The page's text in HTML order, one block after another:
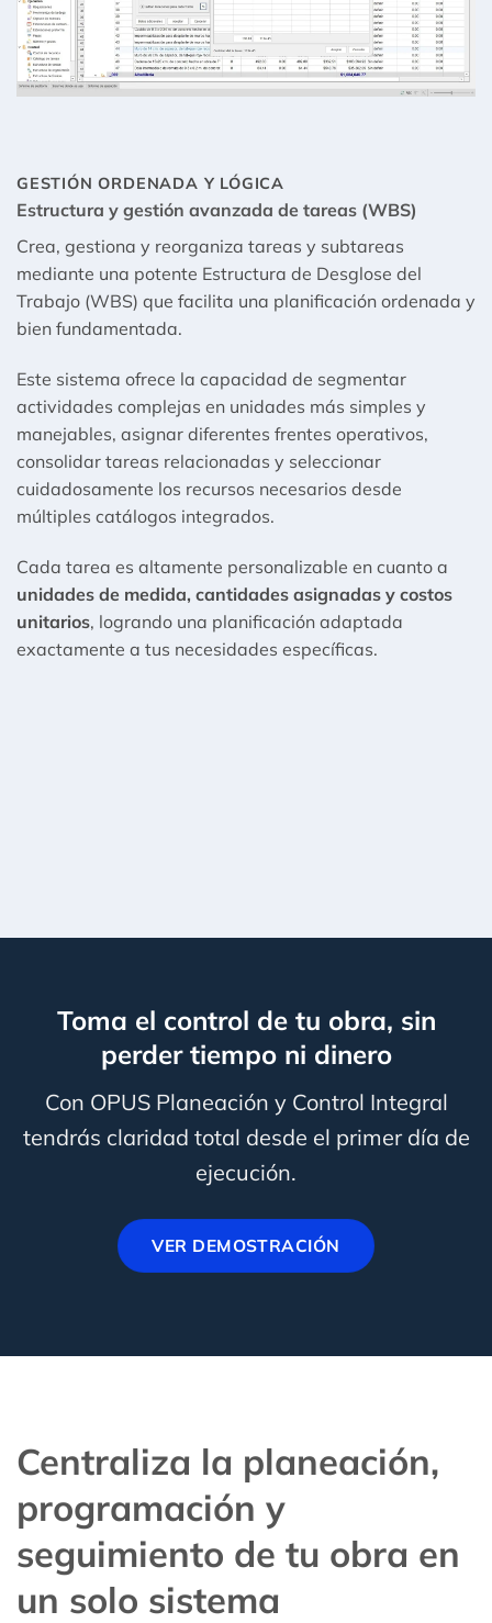
GESTIÓN ORDENADA Y LÓGICA
Estructura y gestión avanzada de tareas (WBS)
Crea, gestiona y reorganiza tareas y subtareas
mediante una potente Estructura de Desglose del
Trabajo (WBS) que facilita una planificación ordenada y
bien fundamentada.
Este sistema ofrece la capacidad de segmentar
actividades complejas en unidades más simples y
manejables, asignar diferentes frentes operativos,
consolidar tareas relacionadas y seleccionar
cuidadosamente los recursos necesarios desde
múltiples catálogos integrados.
Cada tarea es altamente personalizable en cuanto a
unidades de medida, cantidades asignadas y costos
unitarios, logrando una planificación adaptada
exactamente a tus necesidades específicas.
Toma el control de tu obra, sin
perder tiempo ni dinero
Con OPUS Planeación y Control Integral
tendrás claridad total desde el primer día de
ejecución.
VER DEMOSTRACIÓN
Centraliza la planeación,
programación y
seguimiento de tu obra en
un solo sistema